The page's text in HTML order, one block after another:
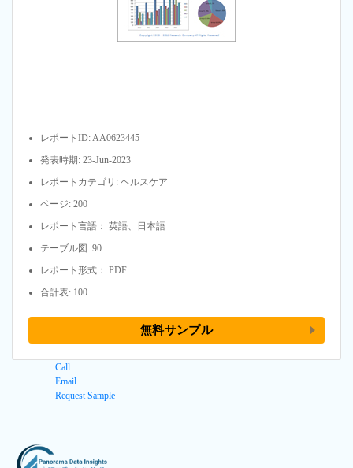
レポートID: AA0623445
発表時期: 23-Jun-2023
レポートカテゴリ: ヘルスケア
ページ: 200
レポート言語： 英語、日本語
テーブル図: 90
レポート形式： PDF
合計表: 100
無料サンプル
Call
Email
Request Sample